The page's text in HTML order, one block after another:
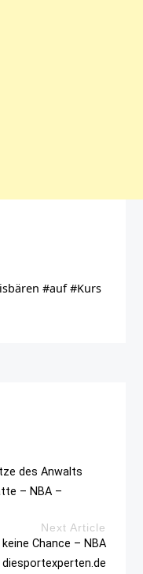
#auf #Kurs
des Anwalts
– NBA –
Next Article
Chance – NBA